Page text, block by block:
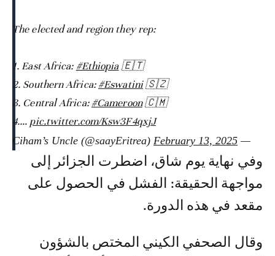
The elected and region they rep:
1. East Africa: #Ethiopia🇪🇹
2. Southern Africa:#Eswatini🇸🇿
3. Central Africa:#Cameroon🇨🇲
4.… pic.twitter.com/Ksw3F4qxjJ
— Ciham’s Uncle (@saayEritrea)
February 13, 2025
وفي نهاية يوم شاق، اضطرت الجزائر إلى
مواجهة الحقيقة: الفشل في الحصول على
مقعد في هذه الدورة.
وقال الصحفي الكيني المختص بالشؤون